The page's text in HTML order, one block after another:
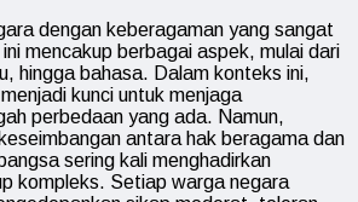
dengan keberagaman yang sangat
mencakup berbagai aspek, mulai dari
hingga bahasa. Dalam konteks ini,
kunci untuk menjaga
perbedaan yang ada. Namun,
antara hak beragama dan
sering kali menghadirkan
kompleks. Setiap warga negara